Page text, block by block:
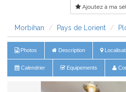
Ajoutez à ma
Morbihan Pays de Lorient
Photos Description
Calendrier Equipements